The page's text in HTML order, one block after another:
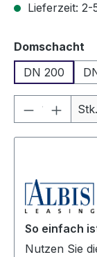
Lieferzeit: 2-
Domschacht
DN 200
ProduktStk.
So einfach
Nutzen Sie